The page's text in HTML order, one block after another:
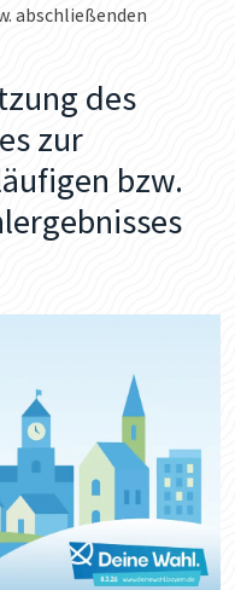
abschließenden
des
zur
bzw.